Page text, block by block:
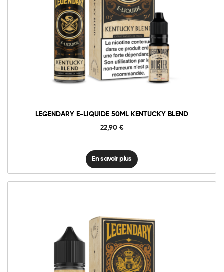
LEGENDARY E-LIQUIDE 50ML KENTUCKY BLEND
22,90 €
En savoir plus